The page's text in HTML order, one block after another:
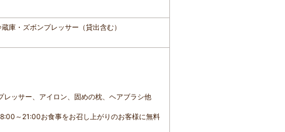
庫・ズボンプレッサー（貸出含む）
ッサー、アイロン、固めの枕、ヘアブラシ他
～21:00お食事をお召し上がりのお客様に無料